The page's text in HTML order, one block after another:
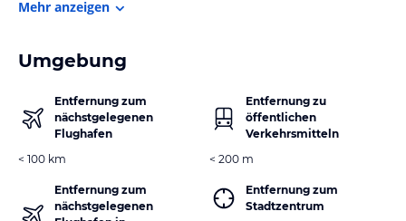
Mehr anzeigen
Umgebung
Entfernung zum
nächstgelegenen
Flughafen
< 100 km
Entfernung zum
nächstgelegenen
Entfernung zu
öffentlichen
Verkehrsmitteln
< 200 m
Entfernung zum
Stadtzentrum